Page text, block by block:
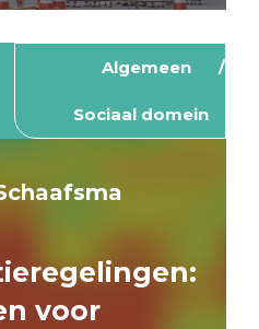
Algemeen
Sociaal domein
voor